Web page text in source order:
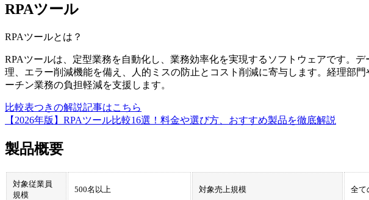
RPAツール
RPAツールとは？
RPAツールは、定型業務を自動化し、業務効率化を実現するソフトウェアです。
理、エラー削減機能を備え、人的ミスの防止とコスト削減に寄与します。経理部
ーチン業務の負担軽減を支援します。
比較表つきの解説記事はこちら
【2026年版】RPAツール比較16選！料金や選び方、おすすめ製品を徹底解説
製品概要
対象従業員
規模
500名以上 対象売上規模 全て